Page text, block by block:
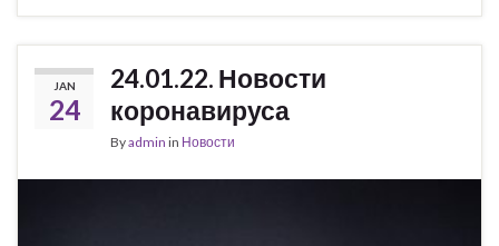
JAN
24
24.01.22. Новости
коронавируса
Byadmin in Новости